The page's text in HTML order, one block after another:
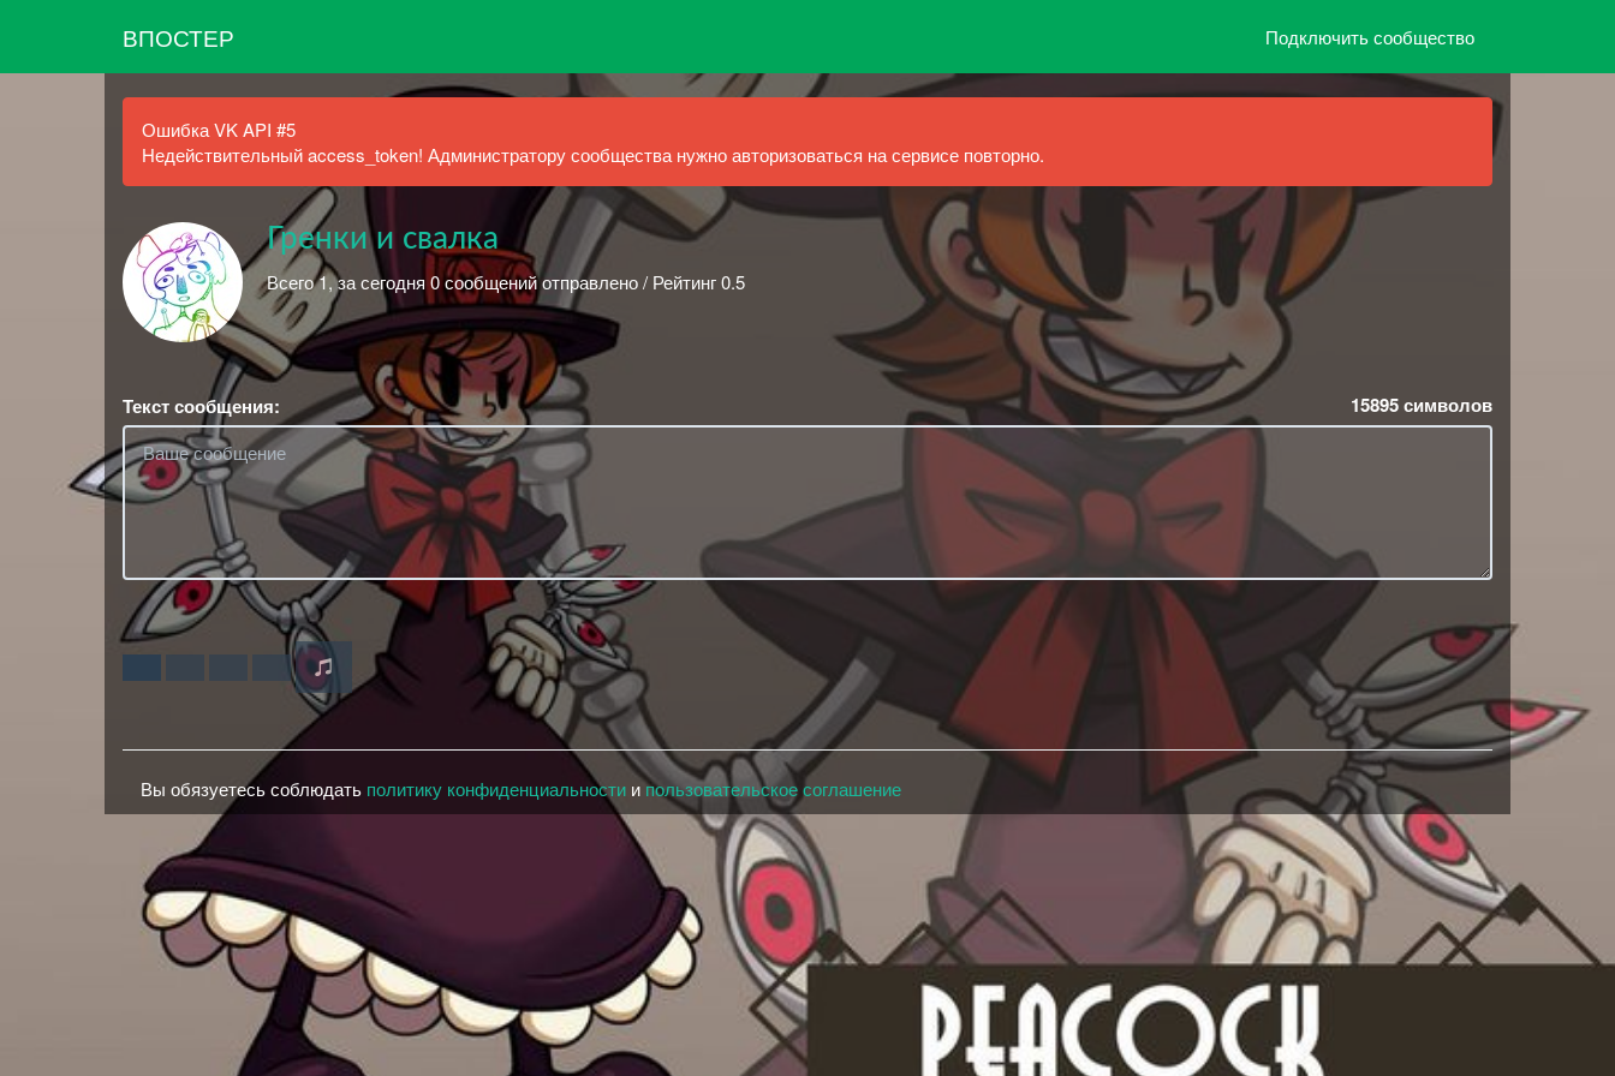
ВПОСТЕР Подключить сообщество
Ошибка VK API #5
Недействительный access_token! Администратору сообщества нужно авторизоваться на сервисе повторно.
Гренки и свалка
Всего 1, за сегодня 0 сообщений отправлено / Рейтинг 0.5
Текст сообщения: 15895символов
Вы обязуетесь соблюдать политику конфиденциальности ипользовательское соглашение